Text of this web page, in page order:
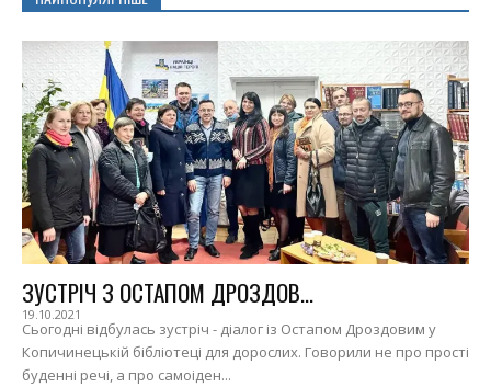
ЗУСТРІЧ З ОСТАПОМ ДРОЗДОВ...
19.10.2021
Сьогодні відбулась зустріч - діалог із Остапом Дроздовим у
Копичинецькій бібліотеці для дорослих. Говорили не про прості
буденні речі, а про самоіден...